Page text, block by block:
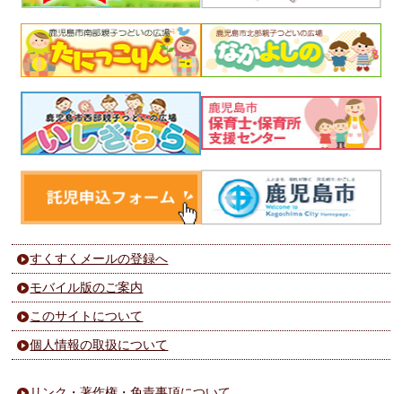
すくすくメールの登録へ
モバイル版のご案内
このサイトについて
個人情報の取扱について